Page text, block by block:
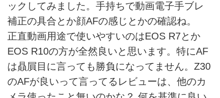
ックしてみました。手持ちで動画電子手ブレ
補正の具合とか顔AFの感じとかの確認ね。
正直動画用途で使いやすいのはEOS R7とか
EOS R10の方が全然良いと思います。特にAF
は贔屓目に言っても勝負になってません。Z30
のAFが良いって言ってるレビューは、他のカ